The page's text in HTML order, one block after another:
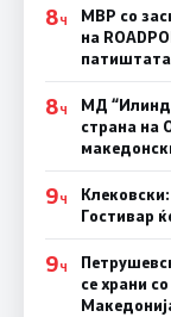
8Ч
МВР со
на
патиштата
8Ч
МД
страна на
9Ч
Гостивар
9Ч
се храни